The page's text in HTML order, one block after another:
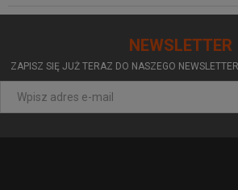
NEWSLETTER
ZAPISZ SIĘ JUŻ TERAZ DO NASZEGO